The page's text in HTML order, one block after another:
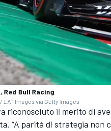
Red Bull Racing
LAT Images via Getty Images
riconosciuto il merito di
“A parità di strategia non